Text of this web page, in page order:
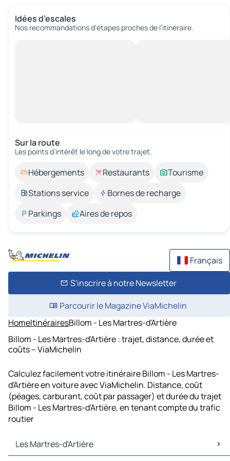
Idées d’escales
Nos recommandations d'étapes proches de l’itinéraire.
Sur la route
Les points d’intérêt le long de votre trajet.
Hébergements Restaurants
Tourisme
Stations service
Bornes de recharge
Parkings
Aires de repos
Français
S'inscrire à notre Newsletter
Parcourir le Magazine ViaMichelin
HomeItinérairesBillom - Les Martres-d'Artière
Billom - Les Martres-d'Artière : trajet, distance, durée et
coûts – ViaMichelin
Calculez facilement votre itinéraire Billom - Les Martres-
d'Artière en voiture avec ViaMichelin. Distance, coût
(péages, carburant, coût par passager) et durée du trajet
Billom - Les Martres-d'Artière, en tenant compte du trafic
routier
Les Martres-d'Artière